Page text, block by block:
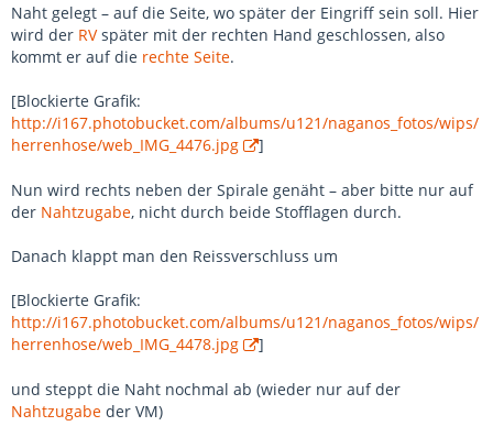
Naht gelegt – auf die Seite, wo später der Eingriff sein soll. Hier
wird der RVspäter mit der rechten Hand geschlossen, also
kommt er auf die rechte Seite.
[Blockierte Grafik:
http://i167.photobucket.com/albums/u121/naganos_fotos/wips/
herrenhose/web_IMG_4476.jpg
]
Nun wird rechts neben der Spirale genäht – aber bitte nur auf
der Nahtzugabe, nicht durch beide Stofflagen durch.
Danach klappt man den Reissverschluss um
[Blockierte Grafik:
http://i167.photobucket.com/albums/u121/naganos_fotos/wips/
herrenhose/web_IMG_4478.jpg
]
und steppt die Naht nochmal ab (wieder nur auf der
Nahtzugabe der VM)